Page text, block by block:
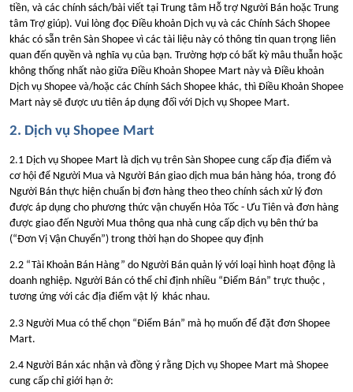
tiền, và các chính sách/bài viết tại Trung tâm Hỗ trợ Người Bán hoặc Trung
tâm Trợ giúp). Vui lòng đọc Điều khoản Dịch vụ và các Chính Sách Shopee
khác có sẵn trên Sàn Shopee vì các tài liệu này có thông tin quan trọng liên
quan đến quyền và nghĩa vụ của bạn. Trường hợp có bất kỳ mâu thuẫn hoặc
không thống nhất nào giữa Điều Khoản Shopee Mart này và Điều khoản
Dịch vụ Shopee và/hoặc các Chính Sách Shopee khác, thì Điều Khoản Shopee
Mart này sẽ được ưu tiên áp dụng đối với Dịch vụ Shopee Mart.
2. Dịch vụ Shopee Mart
2.1 Dịch vụ Shopee Mart là dịch vụ trên Sàn Shopee cung cấp địa điểm và
cơ hội để Người Mua và Người Bán giao dịch mua bán hàng hóa, trong đó
Người Bán thực hiện chuẩn bị đơn hàng theo theo chính sách xử lý đơn
được áp dụng cho phương thức vận chuyển Hỏa Tốc - Ưu Tiên và đơn hàng
được giao đến Người Mua thông qua nhà cung cấp dịch vụ bên thứ ba
(“Đơn Vị Vận Chuyển”) trong thời hạn do Shopee quy định
2.2 “Tài Khoản Bán Hàng” do Người Bán quản lý với loại hình hoạt động là
doanh nghiệp. Người Bán có thể chỉ định nhiều “Điểm Bán” trực thuộc ,
tương ứng với các địa điểm vật lý khác nhau.
2.3 Người Mua có thể chọn “Điểm Bán” mà họ muốn để đặt đơn Shopee
Mart.
2.4 Người Bán xác nhận và đồng ý rằng Dịch vụ Shopee Mart mà Shopee
cung cấp chỉ giới hạn ở: